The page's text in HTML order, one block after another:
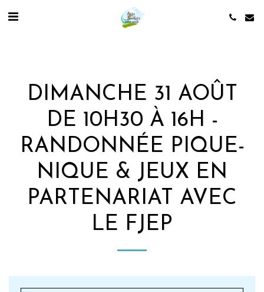
DIMANCHE 31 AOÛT
DE 10H30 À 16H -
RANDONNÉE PIQUE-
NIQUE & JEUX EN
PARTENARIAT AVEC
LE FJEP